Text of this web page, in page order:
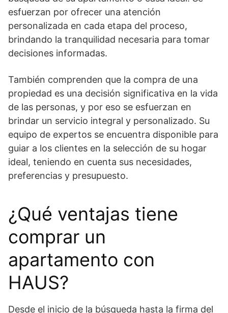
esfuerzan por ofrecer una atención
personalizada en cada etapa del proceso,
brindando la tranquilidad necesaria para tomar
decisiones informadas.
También comprenden que la compra de una
propiedad es una decisión significativa en la vida
de las personas, y por eso se esfuerzan en
brindar un servicio integral y personalizado. Su
equipo de expertos se encuentra disponible para
guiar a los clientes en la selección de su hogar
ideal, teniendo en cuenta sus necesidades,
preferencias y presupuesto.
¿Qué ventajas tiene
comprar un
apartamento con
HAUS?
Desde el inicio de la búsqueda hasta la firma del